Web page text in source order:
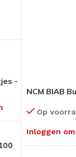
-
NCM BIAB
Op
Inloggen